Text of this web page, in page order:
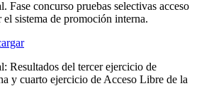
Fase concurso pruebas selectivas acceso
sistema de promoción interna.
Resultados del tercer ejercicio de
y cuarto ejercicio de Acceso Libre de la